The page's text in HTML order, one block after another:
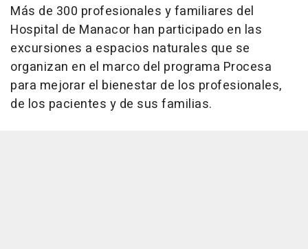
Más de 300 profesionales y familiares del
Hospital de Manacor han participado en las
excursiones a espacios naturales que se
organizan en el marco del programa Procesa
para mejorar el bienestar de los profesionales,
de los pacientes y de sus familias.